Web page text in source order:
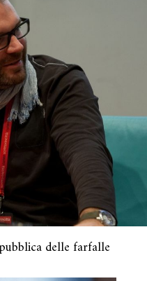
delle farfalle